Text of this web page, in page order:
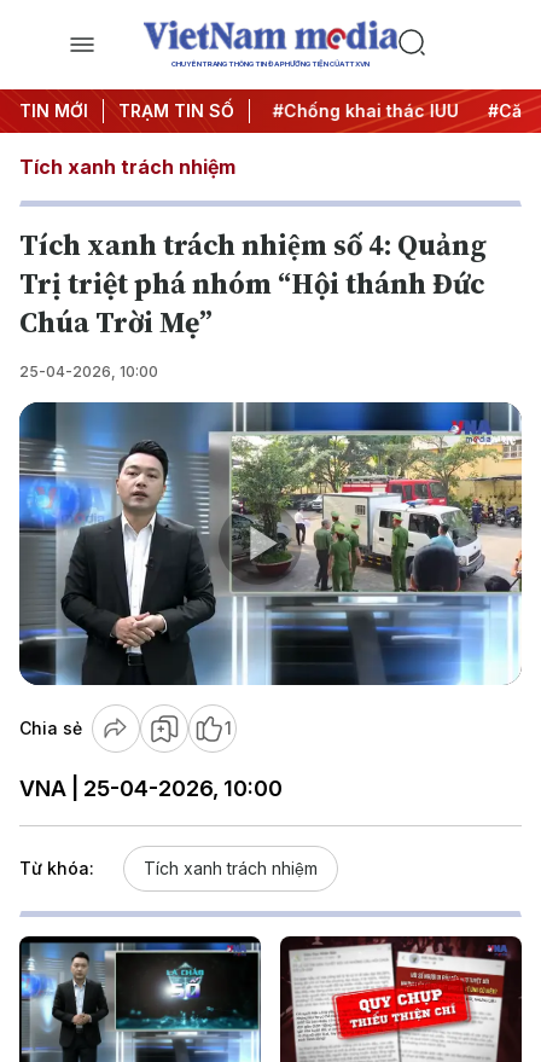
CHUYÊN TRANG THÔNG TIN ĐA PHƯƠNG TIỆN CỦA TTXVN
TIN MỚI TRẠM TIN SỐ
#Chiến dịch 500 ngày đêm #Chống khai thác IUU
Tích xanh trách nhiệm
Tích xanh trách nhiệm số 4: Quảng
Trị triệt phá nhóm “Hội thánh Đức
Chúa Trời Mẹ”
25-04-2026, 10:00
Play
Video
Chia sẻ 1
VNA | 25-04-2026, 10:00
Từ khóa: Tích xanh trách nhiệm